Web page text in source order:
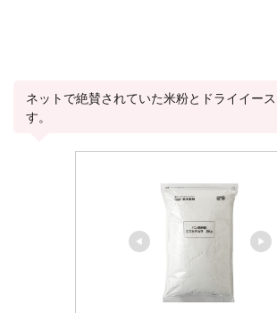
ネットで絶賛されていた米粉とドライイー
す。